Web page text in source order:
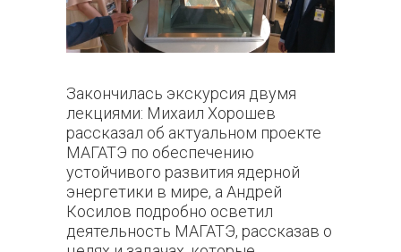
Закончилась экскурсия двумя
лекциями: Михаил Хорошев
рассказал об актуальном проекте
МАГАТЭ по обеспечению
устойчивого развития ядерной
энергетики в мире, а Андрей
Косилов подробно осветил
деятельность МАГАТЭ, рассказав о